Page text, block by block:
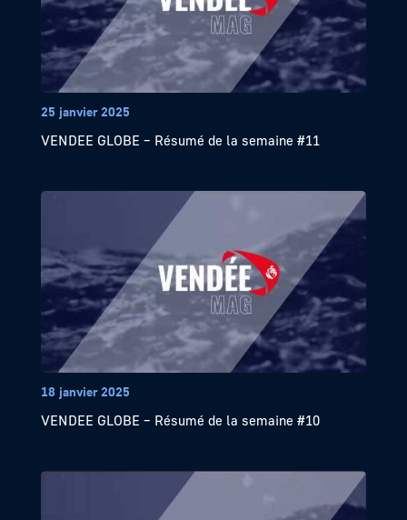
25 janvier 2025
VENDEE GLOBE – Résumé de la semaine #11
18 janvier 2025
VENDEE GLOBE – Résumé de la semaine #10